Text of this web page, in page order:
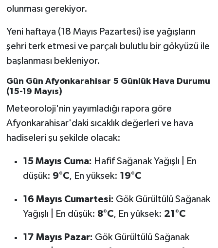
olunması gerekiyor.
Yeni haftaya (18 Mayıs Pazartesi) ise yağışların
şehri terk etmesi ve parçalı bulutlu bir gökyüzü ile
başlanması bekleniyor.
Gün Gün Afyonkarahisar 5 Günlük Hava Durumu
(15-19 Mayıs)
Meteoroloji'nin yayımladığı rapora göre
Afyonkarahisar'daki sıcaklık değerleri ve hava
hadiseleri şu şekilde olacak:
15 Mayıs Cuma: Hafif Sağanak Yağışlı | En
düşük: 9°C, En yüksek: 19°C
16 Mayıs Cumartesi: Gök Gürültülü Sağanak
Yağışlı | En düşük: 8°C, En yüksek: 21°C
17 Mayıs Pazar: Gök Gürültülü Sağanak